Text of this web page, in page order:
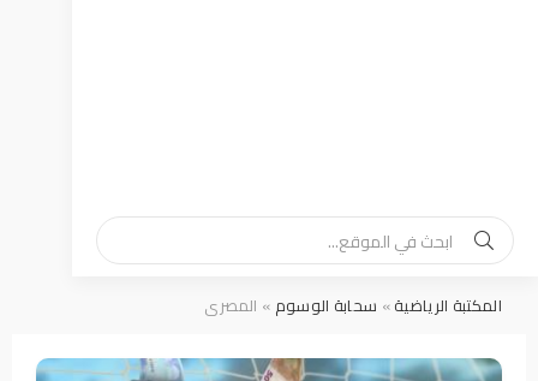
المكتبة الرياضية» سحابة الوسوم » المصري